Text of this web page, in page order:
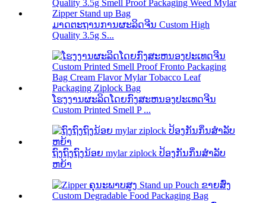
ມາດຕະຖານການຜະລິດຈີນ Custom High
Quality 3.5g S...
ໂຮງງານຜະລິດໂດຍກົງສະຫນອງປະເທດຈີນ
Custom Printed Smell P ...
ຖົງຖົງຖົງນ້ອຍ mylar ziplock ປ້ອງກັນກິ່ນສໍາລັບ
ຫຍ້າ